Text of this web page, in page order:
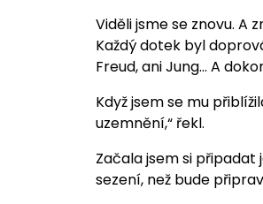
Viděli jsme se znovu. A
Každý dotek byl
Freud, ani Jung… A
Když jsem se mu
uzemnění,“ řekl.
Začala jsem si
sezení, než bude